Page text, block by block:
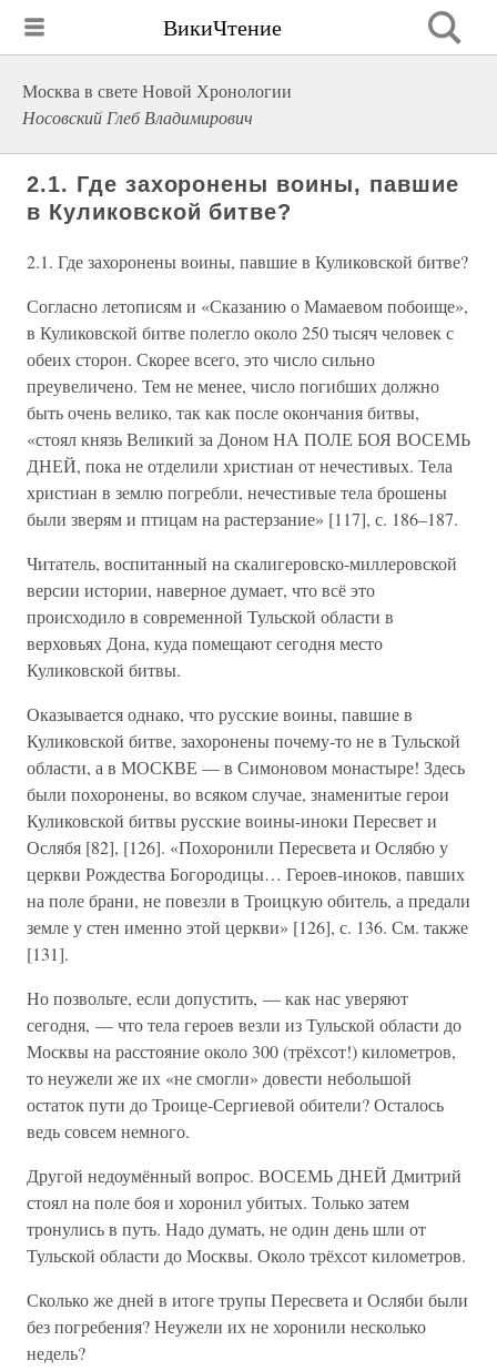
ВикиЧтение
Москва в свете Новой Хронологии
Носовский Глеб Владимирович
2.1. Где захоронены воины, павшие
в Куликовской битве?
2.1. Где захоронены воины, павшие в Куликовской битве?
Согласно летописям и «Сказанию о Мамаевом побоище»,
в Куликовской битве полегло около 250 тысяч человек с
обеих сторон. Скорее всего, это число сильно
преувеличено. Тем не менее, число погибших должно
быть очень велико, так как после окончания битвы,
«стоял князь Великий за Доном НА ПОЛЕ БОЯ ВОСЕМЬ
ДНЕЙ, пока не отделили христиан от нечестивых. Тела
христиан в землю погребли, нечестивые тела брошены
были зверям и птицам на растерзание» [117], с. 186–187.
Читатель, воспитанный на скалигеровско-миллеровской
версии истории, наверное думает, что всё это
происходило в современной Тульской области в
верховьях Дона, куда помещают сегодня место
Куликовской битвы.
Оказывается однако, что русские воины, павшие в
Куликовской битве, захоронены почему-то не в Тульской
области, а в МОСКВЕ — в Симоновом монастыре! Здесь
были похоронены, во всяком случае, знаменитые герои
Куликовской битвы русские воины-иноки Пересвет и
Ослябя [82], [126]. «Похоронили Пересвета и Ослябю у
церкви Рождества Богородицы… Героев-иноков, павших
на поле брани, не повезли в Троицкую обитель, а предали
земле у стен именно этой церкви» [126], с. 136. См. также
[131].
Но позвольте, если допустить, — как нас уверяют
сегодня, — что тела героев везли из Тульской области до
Москвы на расстояние около 300 (трёхсот!) километров,
то неужели же их «не смогли» довести небольшой
остаток пути до Троице-Сергиевой обители? Осталось
ведь совсем немного.
Другой недоумённый вопрос. ВОСЕМЬ ДНЕЙ Дмитрий
стоял на поле боя и хоронил убитых. Только затем
тронулись в путь. Надо думать, не один день шли от
Тульской области до Москвы. Около трёхсот километров.
Сколько же дней в итоге трупы Пересвета и Осляби были
без погребения? Неужели их не хоронили несколько
недель?